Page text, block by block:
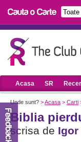
Acasa SR
Unde sunt? >Acasa > Carti
Biblia
scrisa de Igor